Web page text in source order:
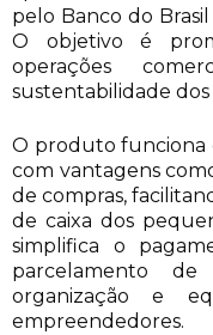
pelo Banco do
O objetivo é
operações
sustentabilidade
O produto funciona
com vantagens
de compras,
de caixa dos
simplifica o
parcelamento
organização e
empreendedores.